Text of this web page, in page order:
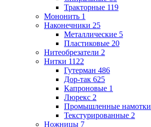
Тракторные 119
Мононить 1
Наконечники 25
Металлические 5
Пластиковые 20
Нитеобрезатели 2
Нитки 1122
Гутерман 486
Дор-так 625
Капроновые 1
Люрекс 2
Промышленные намотки
Текстурированные 2
Ножницы 7